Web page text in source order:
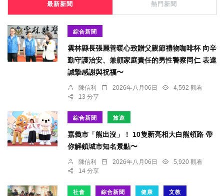
最新新聞 熱門新聞
綜合新聞
雲林縣長張麗善暖心致贈父親節禮物咖啡杯 向辛
勤守護治安、兼顧家庭責任的男性警察同仁 表達
誠摯感謝與祝福〜
陳信利 2026年八月06日
4,592 觀看
13 分享
綜合新聞 旅遊
嘉義市「熊出沒」！ 10隻新亮相大白熊領路 帶
你解鎖城市知名景點〜
陳信利 2026年八月06日
5,920 觀看
14 分享
社會 綜合新聞 健康 文教